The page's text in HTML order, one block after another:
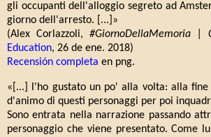
gli occupanti dell'alloggio segreto ad
giorno dell'arresto. [...]»
(Alex Corlazzoli, #GiornoDellaMemoria |
Education, 26 de ene. 2018)
Recensión completa en png.
«[...] l'ho gustato un po' alla volta: alla
d'animo di questi personaggi per poi
Sono entrata nella narrazione passando
personaggio che viene presentato. Come